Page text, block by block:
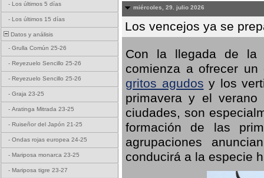
- Los últimos 5 días
- Los últimos 15 días
Datos y análisis
- Grulla Común 25-26
- Reyezuelo Sencillo 25-26
- Reyezuelo Sencillo 25-26
- Graja 23-25
- Aratinga Mitrada 23-25
- Ruiseñor del Japón 21-25
- Ondas rojas europea 24-25
- Mariposa monarca 23-25
- Mariposa tigre 23-27
miércoles, 29. julio 2026
Los vencejos ya se
Con la llegada de la
comienza a ofrecer un
gritos agudos y los
primavera y el
ciudades, son
formación de las
agrupaciones
conducirá a la especie